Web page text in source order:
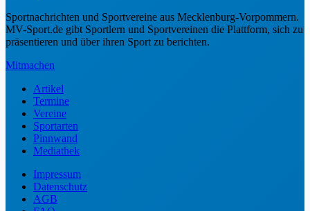
Sportnachrichten und Sportvereine aus Mecklenburg-Vorpommern.
MV-Sport.de gibt Sportlern und Sportvereinen die Plattform, sich zu
präsentieren und über ihren Sport zu berichten.
Mitmachen
Artikel
Termine
Vereine
Sportarten
Pinnwand
Mediathek
Impressum
Datenschutz
AGB